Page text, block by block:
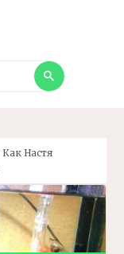
Поиск
Как Настя